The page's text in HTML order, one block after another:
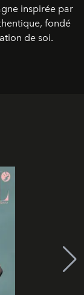
inspirée par
fondé
de soi.